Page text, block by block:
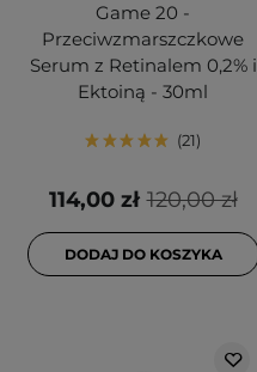
Game 20 -
Przeciwzmarszczkowe
Serum z Retinalem 0,2% i
Ektoiną - 30ml
21
120,00 zł
114,00 zł
DODAJ DO KOSZYKA